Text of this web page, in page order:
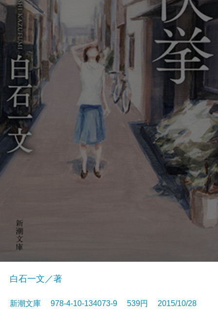
白石一文／著
新潮文庫 978-4-10-134073-9 539円 2015/10/28